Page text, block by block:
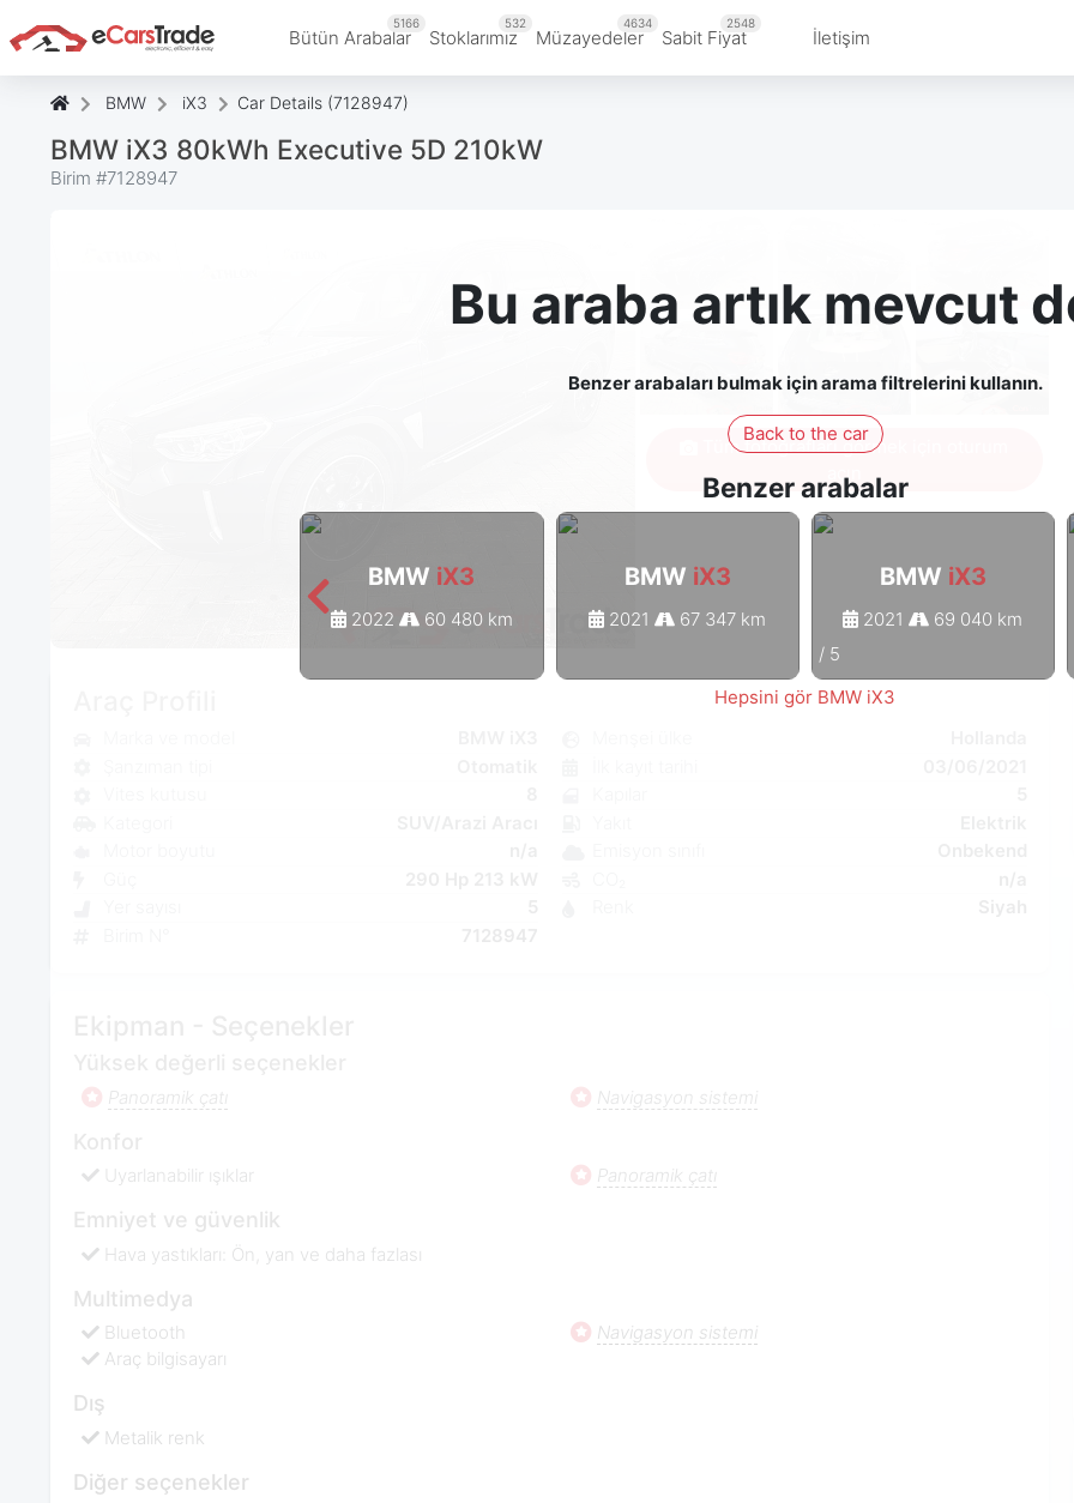
Bütün Arabalar
5166
Stoklarımız
532
Müzayedeler
4634
Sabit Fiyat
2548
İletişim
BMW iX3 Car Details (7128947)
BMW iX3 80kWh Executive 5D 210kW
Birim #7128947
Bu araba artık mevcut
Benzer arabaları bulmak için arama filtrelerini kullanın.
Back to the car
Benzer arabalar
BMW iX3
2022 60 480 km
BMW iX3
2021 67 347 km
BMW iX3
2021 69 040 km
/ 5
Hepsini gör BMW iX3
Tüm fotoğrafları görmek için oturum
açın
Panoramik çatı Navigasyon sistemi
Uyarlanabilir ışıklar Panoramik çatı
Emniyet ve güvenlik
Hava yastıkları: Ön, yan ve daha fazlası
Multimedya
Bluetooth
Navigasyon sistemi
Araç bilgisayarı
Dış
Metalik renk
Diğer seçenekler